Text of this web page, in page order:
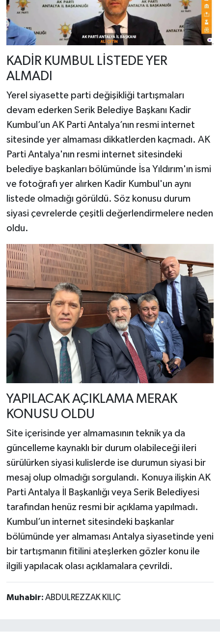
KADİR KUMBUL LİSTEDE YER
ALMADI
Yerel siyasette parti değişikliği tartışmaları
devam ederken Serik Belediye Başkanı Kadir
Kumbul’un AK Parti Antalya’nın resmi internet
sitesinde yer almaması dikkatlerden kaçmadı. AK
Parti Antalya'nın resmi internet sitesindeki
belediye başkanları bölümünde İsa Yıldırım'ın ismi
ve fotoğrafı yer alırken Kadir Kumbul'un aynı
listede olmadığı görüldü. Söz konusu durum
siyasi çevrelerde çeşitli değerlendirmelere neden
oldu.
YAPILACAK AÇIKLAMA MERAK
KONUSU OLDU
Site içerisinde yer almamasının teknik ya da
güncelleme kaynaklı bir durum olabileceği ileri
sürülürken siyasi kulislerde ise durumun siyasi bir
mesaj olup olmadığı sorgulandı. Konuya ilişkin AK
Parti Antalya İl Başkanlığı veya Serik Belediyesi
tarafından henüz resmi bir açıklama yapılmadı.
Kumbul’un internet sitesindeki başkanlar
bölümünde yer almaması Antalya siyasetinde yeni
bir tartışmanın fitilini ateşlerken gözler konu ile
ilgili yapılacak olası açıklamalara çevrildi.
Muhabir: ABDULREZZAK KILIÇ